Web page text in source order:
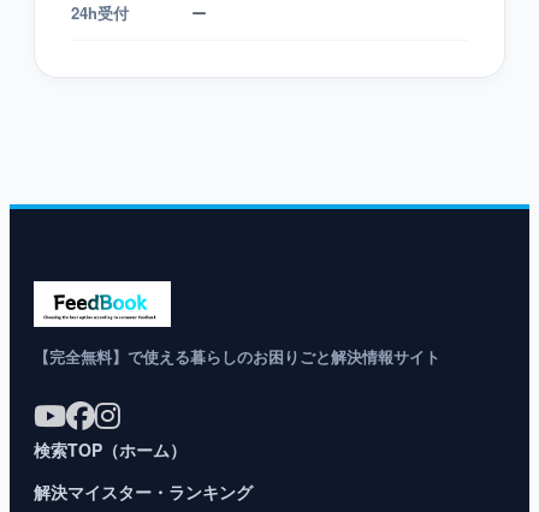
24h受付 ー
【完全無料】で使える暮らしのお困りごと解決情報サイト
検索TOP（ホーム）
解決マイスター・ランキング